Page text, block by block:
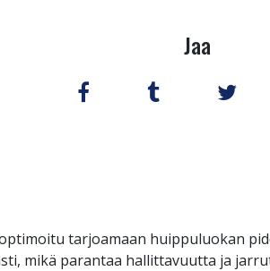
Jaa
tarjoamaan huippuluokan
mikä parantaa hallittavuutta ja